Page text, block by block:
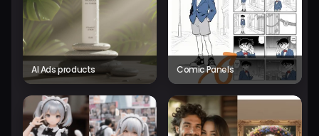
AI Ads products Comic Panels